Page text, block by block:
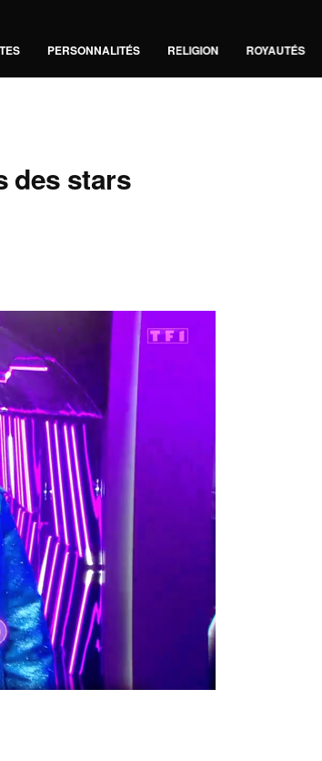
PERSONNALITÉS RELIGION ROYAUTÉS
des stars